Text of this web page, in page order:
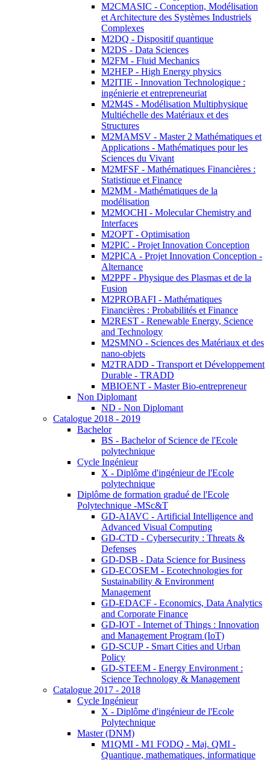
M2CMASIC - Conception, Modélisation
et Architecture des Systèmes Industriels
Complexes
M2DQ - Dispositif quantique
M2DS - Data Sciences
M2FM - Fluid Mechanics
M2HEP - High Energy physics
M2ITIE - Innovation Technologique :
ingénierie et entrepreneuriat
M2M4S - Modélisation Multiphysique
Multiéchelle des Matériaux et des
Structures
M2MAMSV - Master 2 Mathématiques et
Applications - Mathématiques pour les
Sciences du Vivant
M2MFSF - Mathématiques Financières :
Statistique et Finance
M2MM - Mathématiques de la
modélisation
M2MOCHI - Molecular Chemistry and
Interfaces
M2OPT - Optimisation
M2PIC - Projet Innovation Conception
M2PICA - Projet Innovation Conception -
Alternance
M2PPF - Physique des Plasmas et de la
Fusion
M2PROBAFI - Mathématiques
Financières : Probabilités et Finance
M2REST - Renewable Energy, Science
and Technology
M2SMNO - Sciences des Matériaux et des
nano-objets
M2TRADD - Transport et Développement
Durable - TRADD
MBIOENT - Master Bio-entrepreneur
Non Diplomant
ND - Non Diplomant
Catalogue 2018 - 2019
Bachelor
BS - Bachelor of Science de l'Ecole
polytechnique
Cycle Ingénieur
X - Diplôme d'ingénieur de l'Ecole
polytechnique
Diplôme de formation gradué de l'Ecole
Polytechnique -MSc&T
GD-AIAVC - Artificial Intelligence and
Advanced Visual Computing
GD-CTD - Cybersecurity : Threats &
Defenses
GD-DSB - Data Science for Business
GD-ECOSEM - Ecotechnologies for
Sustainability & Environment
Management
GD-EDACF - Economics, Data Analytics
and Corporate Finance
GD-IOT - Internet of Things : Innovation
and Management Program (IoT)
GD-SCUP - Smart Cities and Urban
Policy
GD-STEEM - Energy Environment :
Science Technology & Management
Catalogue 2017 - 2018
Cycle Ingénieur
X - Diplôme d'ingénieur de l'Ecole
Polytechnique
Master (DNM)
M1QMI - M1 FODQ - Maj. QMI -
Quantique, mathematiques, informatique